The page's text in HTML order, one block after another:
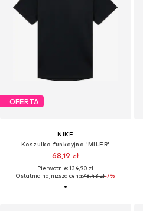
OFERTA
NIKE
Koszulka funkcyjna 'MILER'
68,19 zł
Pierwotnie: 134,90 zł
Ostatnia najniższa cena:73,43 zł-7%